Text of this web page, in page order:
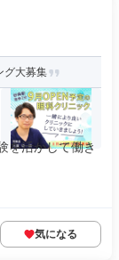
大募集
活かして働き
気になる